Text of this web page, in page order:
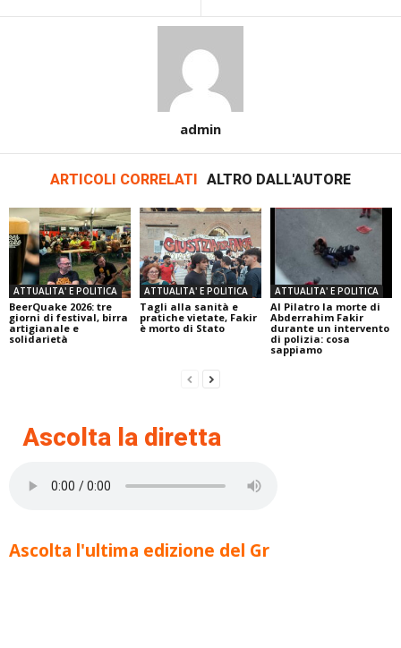
admin
ARTICOLI CORRELATI ALTRO DALL'AUTORE
ATTUALITA' E POLITICA
BeerQuake 2026: tre
giorni di festival, birra
artigianale e
solidarietà
ATTUALITA' E POLITICA
Tagli alla sanità e
pratiche vietate, Fakir
è morto di Stato
ATTUALITA' E POLITICA
Al Pilatro la morte di
Abderrahim Fakir
durante un intervento
di polizia: cosa
sappiamo
Ascolta la diretta
Ascolta l'ultima edizione del Gr